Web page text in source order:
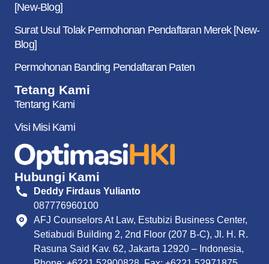
Hubungi Kami
Deddy Firdaus Yulianto
087776960100
AFJ Counselors At Law, Estubizi Business Center,
Setiabudi Building 2, 2nd Floor (207 B-C), Jl. H. R.
Rasuna Said Kav. 62, Jakarta 12920 – Indonesia,
[New-Blog]
Surat Usul Tolak Permohonan Pendaftaran Merek [New-
Blog]
Permohonan Banding Pendaftaran Paten
Tetang Kami
Tentang Kami
Visi Misi Kami